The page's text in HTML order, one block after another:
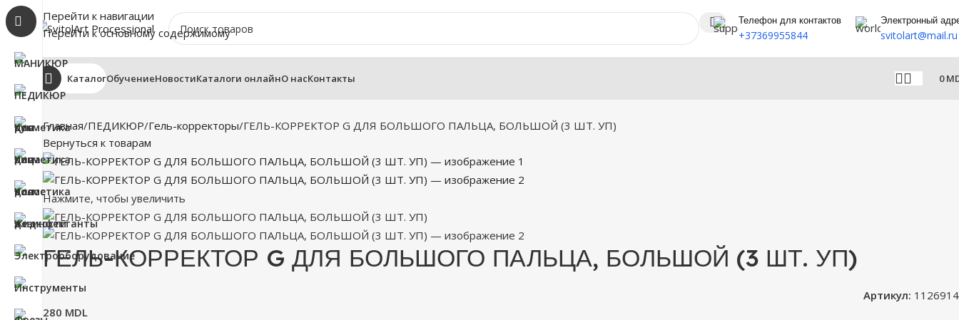
Перейти к навигации
Перейти к основному содержимому
Телефон для контактов
+37369955844
Электронный
svitolart@mail.ru
КаталогОбучениеНовостиКаталоги онлайнО насКонтакты 0
Главная ПЕДИКЮР Гель-корректоры ГЕЛЬ-КОРРЕКТОР G ДЛЯ БОЛЬШОГО ПАЛЬЦА, БОЛЬШОЙ (3 ШТ. УП)
Вернуться к товарам
Нажмите, чтобы увеличить
ГЕЛЬ-КОРРЕКТОР G ДЛЯ БОЛЬШОГО ПАЛЬЦА, БОЛЬШОЙ (3 ШТ. УП)
Артикул: 1126914
280 MDL